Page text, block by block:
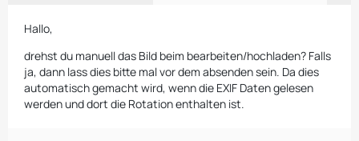
Hallo,
drehst du manuell das Bild beim bearbeiten/hochladen? Falls
ja, dann lass dies bitte mal vor dem absenden sein. Da dies
automatisch gemacht wird, wenn die EXIF Daten gelesen
werden und dort die Rotation enthalten ist.